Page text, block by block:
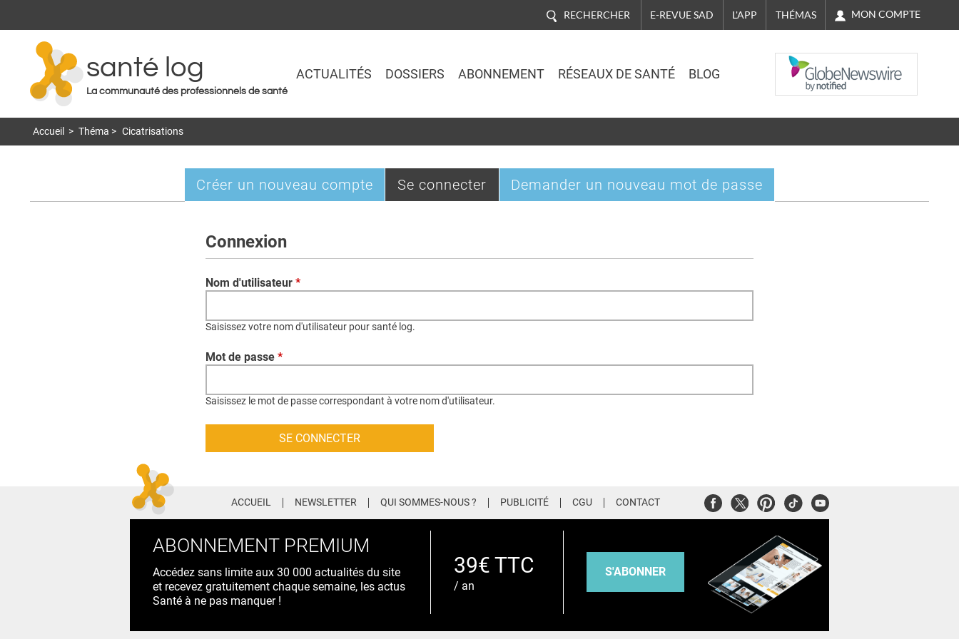
RECHERCHER E-REVUE SAD L'APP THÉMAS MON COMPTE
santé log
La communauté des professionnels de santé
ACTUALITÉS DOSSIERS ABONNEMENT RÉSEAUX DE SANTÉ BLOG
NASDAQ
Accueil > Théma > Cicatrisations
Onglets
Créer un nouveau compte Se connecter (onglet
actif)
Demander un nouveau mot de passe
Connexion
Nom d'utilisateur *
Saisissez votre nom d'utilisateur pour santé log.
Mot de passe *
Saisissez le mot de passe correspondant à votre nom d'utilisateur.
ACCUEIL NEWSLETTER QUI SOMMES-NOUS ? PUBLICITÉ CGU CONTACT FacebookTwitterPinterest
TiktokYoutube
ABONNEMENT PREMIUM
Accédez sans limite aux 30 000 actualités du site
et recevez gratuitement chaque semaine, les actus
Santé à ne pas manquer !
39€ TTC
/ an
S'ABONNER